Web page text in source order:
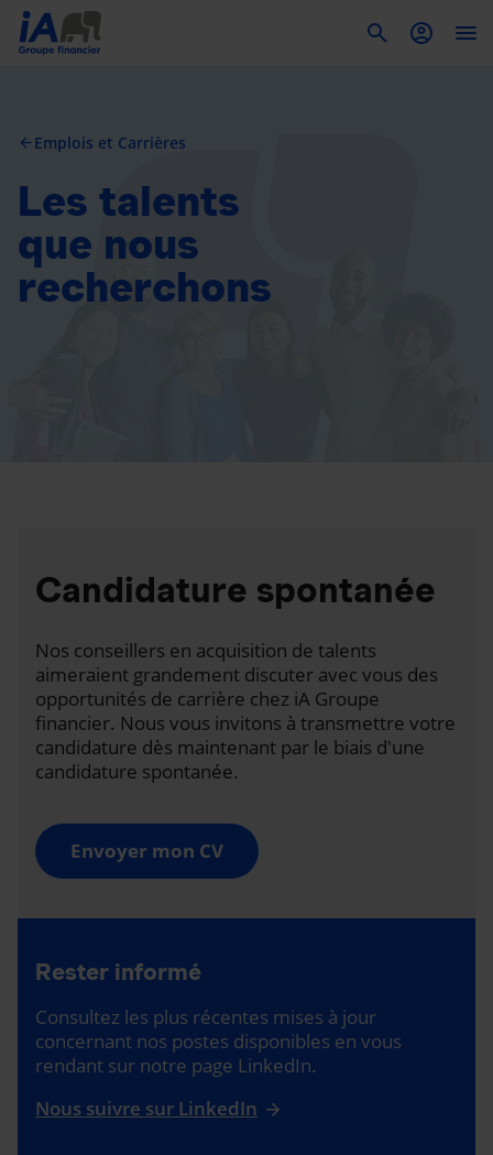
arrow_back Emplois et Carrières
Les talents
que nous
recherchons
Candidature spontanée
Nos conseillers en acquisition de talents
aimeraient grandement discuter avec vous des
opportunités de carrière chez iA Groupe
financier. Nous vous invitons à transmettre votre
candidature dès maintenant par le biais d'une
candidature spontanée.
Envoyer mon CV
Rester informé
Consultez les plus récentes mises à jour
concernant nos postes disponibles en vous
rendant sur notre page LinkedIn.
Nous suivre sur LinkedIn